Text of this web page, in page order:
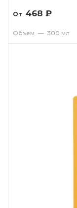
От 468 ₽
Объем — 300 мл